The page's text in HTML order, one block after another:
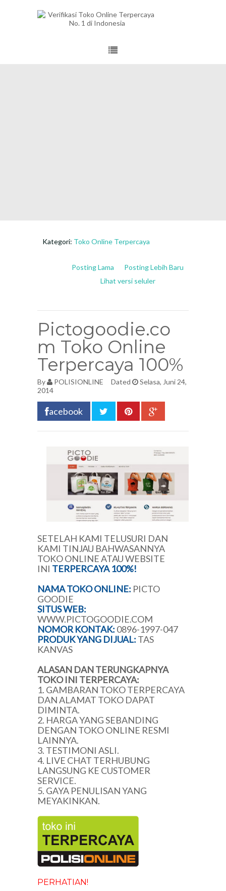
Kategori: Toko Online Terpercaya
Posting Lebih Baru
Posting Lama
Lihat versi seluler
Pictogoodie.co
m Toko Online
Terpercaya 100%
By POLISIONLINE Dated
Selasa, Juni 24,
2014
acebook
SETELAH KAMI TELUSURI DAN
KAMI TINJAU BAHWASANNYA
TOKO ONLINE ATAU WEBSITE
INI TERPERCAYA 100%!
NAMA TOKO ONLINE: PICTO
GOODIE
SITUS WEB:
WWW.PICTOGOODIE.COM
NOMOR KONTAK: 0896-1997-047
PRODUK YANG DIJUAL: TAS
KANVAS
ALASAN DAN TERUNGKAPNYA
TOKO INI TERPERCAYA:
1. GAMBARAN TOKO TERPERCAYA
DAN ALAMAT TOKO DAPAT
DIMINTA.
2. HARGA YANG SEBANDING
DENGAN TOKO ONLINE RESMI
LAINNYA.
3. TESTIMONI ASLI.
4. LIVE CHAT TERHUBUNG
LANGSUNG KE CUSTOMER
SERVICE.
5. GAYA PENULISAN YANG
MEYAKINKAN.
PERHATIAN!